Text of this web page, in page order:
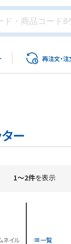
再注文・注
ー
1～2件を表示
ネイル 一覧